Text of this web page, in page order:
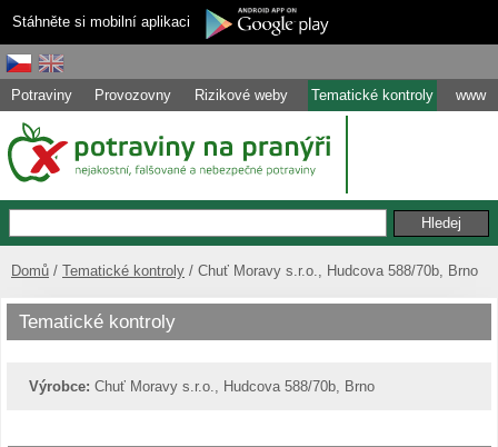
Stáhněte si mobilní aplikaci
Potraviny Provozovny Rizikové weby Tematické kontroly www
Domů Tematické kontroly Chuť Moravy s.r.o., Hudcova 588/70b, Brno
Tematické kontroly
Výrobce: Chuť Moravy s.r.o., Hudcova 588/70b, Brno